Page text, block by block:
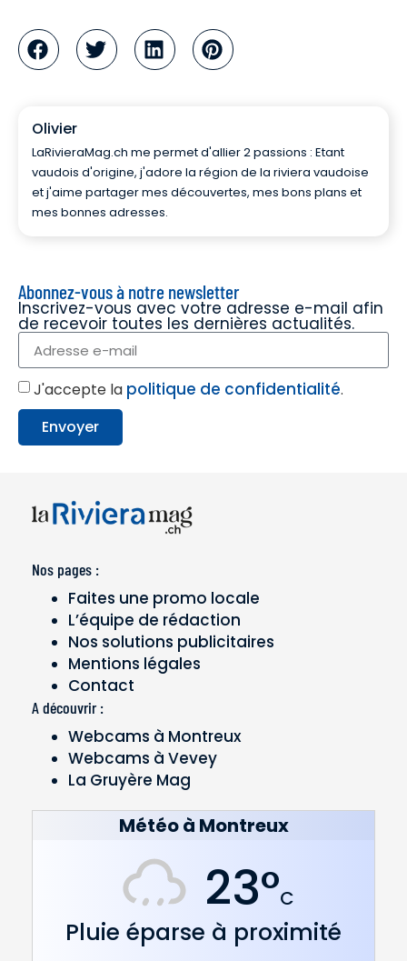
Olivier
LaRivieraMag.ch me permet d'allier 2 passions : Etant
vaudois d'origine, j'adore la région de la riviera vaudoise
et j'aime partager mes découvertes, mes bons plans et
mes bonnes adresses.
Abonnez-vous à notre newsletter
Inscrivez-vous avec votre adresse e-mail afin
de recevoir toutes les dernières actualités.
J'accepte la politique de confidentialité.
Envoyer
Nos pages :
Faites une promo locale
L’équipe de rédaction
Nos solutions publicitaires
Mentions légales
Contact
A découvrir :
Webcams à Montreux
Webcams à Vevey
La Gruyère Mag
Météo à Montreux
23°C
Pluie éparse à proximité